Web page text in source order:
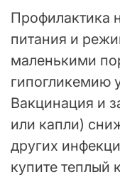
Профилактика
питания и
маленькими
гипогликемию
Вакцинация и
или капли)
других
купите